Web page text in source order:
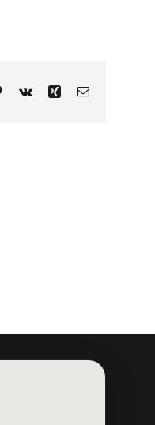
PinterestVk Xing Email